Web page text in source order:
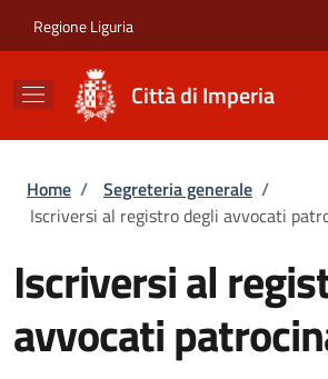
Regione Liguria
Città di Imperia
Briciole di pane
Home / Segreteria generale /
Iscriversi al registro degli avvocati
Iscriversi al
avvocati